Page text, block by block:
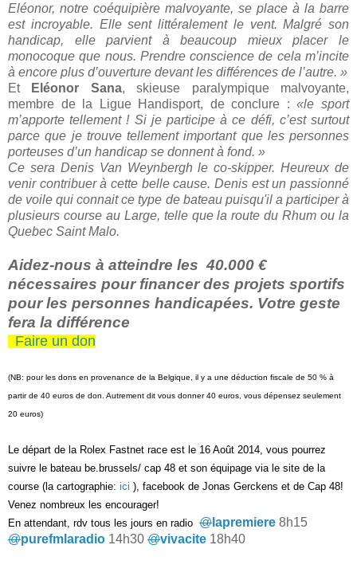
Eléonor, notre coéquipière malvoyante, se place à la barre
est incroyable. Elle sent littéralement le vent. Malgré son
handicap, elle parvient à beaucoup mieux placer le
monocoque que nous. Prendre conscience de cela m’incite
à encore plus d’ouverture devant les différences de l’autre. »
Et
Eléonor Sana, skieuse paralympique malvoyante,
membre de la Ligue Handisport, de conclure : «le sport
m’apporte tellement ! Si je participe à ce défi, c’est surtout
parce que je trouve tellement important que les personnes
porteuses d’un handicap se donnent à fond. »
Ce sera Denis Van Weynbergh le co-skipper. Heureux de
venir contribuer à cette belle cause. Denis est un passionné
de voile qui connait ce type de bateau puisqu'il a participer à
plusieurs course au Large, telle que la route du Rhum ou la
Quebec Saint Malo.
Aidez-nous à atteindre les 40.000 €
nécessaires pour financer des projets sportifs
pour les personnes handicapées. Votre geste
fera la différence
Faire un don
(NB: pour les dons en provenance de la Belgique, il y a une déduction fiscale de 50 % à
partir de 40 euros de don. Autrement dit vous donner 40 euros, vous dépensez seulement
20 euros)
Le départ de la Rolex Fastnet race est le 16 Août 2014, vous pourrez
suivre le bateau be.brussels/ cap 48 et son équipage via le site de la
course (la cartographie: ici ), facebook de Jonas Gerckens et de Cap 48!
Venez nombreux les encourager!
En attendant, rdv tous les jours en radio @ lapremiere 8h15
@purefmlaradio 14h30 @vivacite 18h40